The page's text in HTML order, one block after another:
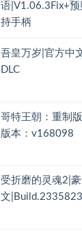
语|V1.06.3Fix+
持手柄
吾皇万岁|官方中
DLC
哥特王朝：重制
版本：v168098
受折磨的灵魂2|
文